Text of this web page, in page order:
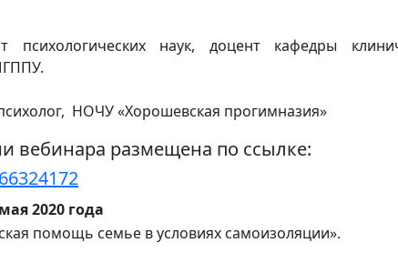
психологических наук, доцент кафедры
НОЧУ «Хорошевская прогимназия»
вебинара размещена по ссылке:
2020 года
помощь семье в условиях самоизоляции».